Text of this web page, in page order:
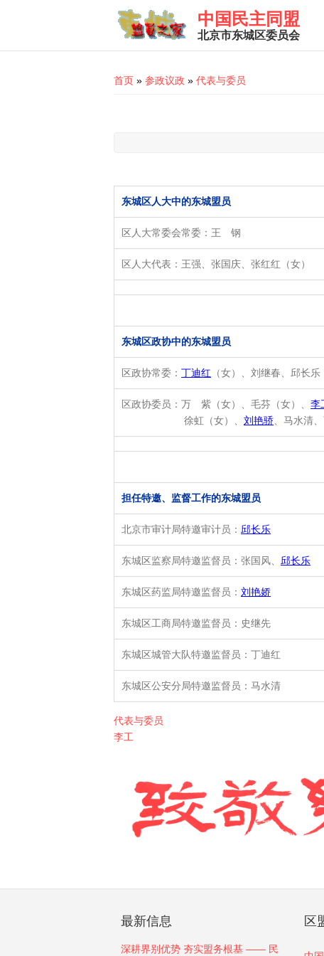
中国民主同盟
北京市东城区委员会
You are here
首页 » 参政议政 » 代表与委员
东城区人大中的东城盟员
区人大常委会常委：王 钢
区人大代表：王强、张国庆、张红红（女）
东城区政协中的东城盟员
区政协常委： 丁迪红 （女）、刘继春、邱长乐
区政协委员： 万 紫（女）、毛芬（女）、 李
徐虹（女）、 刘艳骄 、马水清
担任特邀、 监督工作的东城盟员
北京市审计局特邀审计员： 邱长乐
东城区监察局特邀监督员： 张国风、 邱长乐
东城区药监局特邀监督员： 刘艳娇
东城区工商局特邀监督员：史继先
东城区城管大队特邀监督员：丁迪红
东城区公安分局特邀监督员：马水清
代表与委员
李工
最新信息
深耕界别优势 夯实盟务根基 —— 民
区